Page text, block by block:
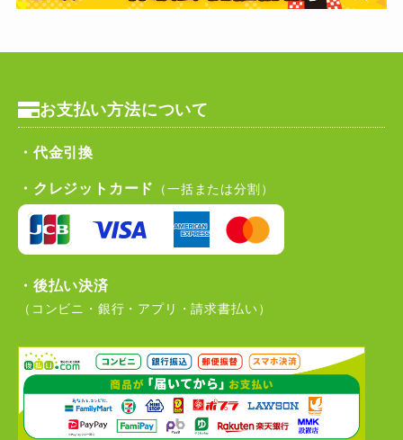
お支払い方法について
・代金引換
・クレジットカード （一括または分割）
・後払い決済
（コンビニ・銀行・アプリ・請求書払い）